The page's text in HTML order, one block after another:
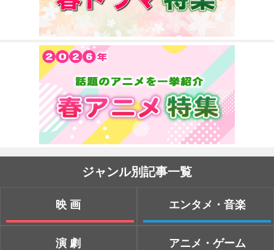
ジャンル別記事一覧
映画
演劇
エンタメ・音楽
アニメ・ゲーム